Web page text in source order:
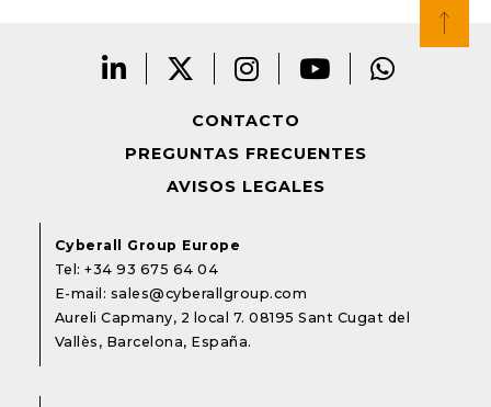
CONTACTO
PREGUNTAS FRECUENTES
AVISOS LEGALES
Cyberall Group Europe
Tel:+34 93 675 64 04
E-mail: sales@cyberallgroup.com
Aureli Capmany, 2 local 7. 08195 Sant Cugat del
Vallès, Barcelona, España.